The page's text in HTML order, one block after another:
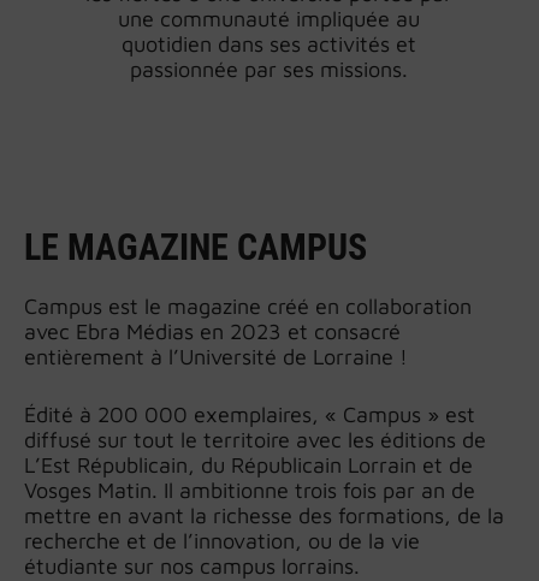
une communauté impliquée au
quotidien dans ses activités et
passionnée par ses missions.
LE MAGAZINE CAMPUS
Campus est le magazine créé en collaboration
avec Ebra Médias en 2023 et consacré
entièrement à l’Université de Lorraine !
Édité à 200 000 exemplaires, « Campus » est
diffusé sur tout le territoire avec les éditions de
L’Est Républicain, du Républicain Lorrain et de
Vosges Matin. Il ambitionne trois fois par an de
mettre en avant la richesse des formations, de la
recherche et de l’innovation, ou de la vie
étudiante sur nos campus lorrains.